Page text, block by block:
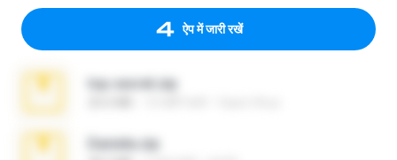
ऐप में जारी रखें
top secret.zip
Daniela.zip